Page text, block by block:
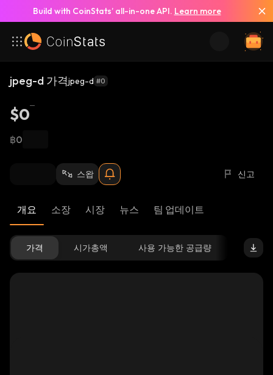
Build with CoinStats’ all-in-one API. Learn more
jpeg-d 가격jpeg-d #0
$0
฿0
스왑 신고
개요 소장 시장 뉴스 팀 업데이트
가격 시가총액 사용 가능한 공급량